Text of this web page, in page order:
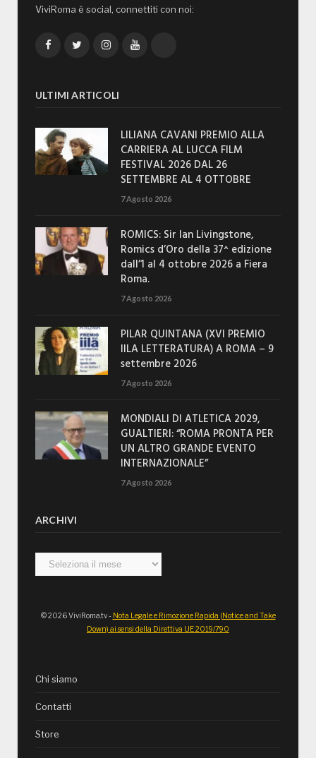
ViviRoma è social, connettiti con noi:
FacebookTwitterInstagramYouTube
ULTIMI ARTICOLI
LILIANA CAVANI PREMIO ALLA
CARRIERA AL LUCCA FILM
FESTIVAL 2026 DAL 26
SETTEMBRE AL 4 OTTOBRE
7 Agosto 2026
ROMICS: Sir Ian Livingstone,
Romics d’Oro della 37^ edizione
dall’1 al 4 ottobre 2026 a Fiera
Roma.
7 Agosto 2026
PILAR QUINTANA (XVI PREMIO
IILA LETTERATURA) A ROMA – 9
settembre 2026
7 Agosto 2026
MONDIALI DI ATLETICA 2029,
GUALTIERI: “ROMA PRONTA PER
UN ALTRO GRANDE EVENTO
INTERNAZIONALE”
7 Agosto 2026
ARCHIVI
Archivi
© 2026 ViviRoma.tv - Nota Legale e Rimozione Rapida (Notice and Take
Down) ai sensi della Direttiva UE 2019/790
Chi siamo
Contatti
Store